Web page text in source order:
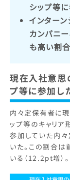
シップ等
インターン
カンパニ
も高い割合
現在入社意思
プ等に参加し
内々定保有者に
ップ等のキャリア
参加していた内
いた。この割合
いる（12.2pt増）。